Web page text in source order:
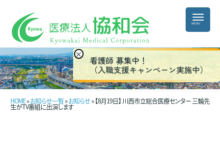
HOME»お知らせ一覧»お知らせ» 【8月19日】 川西市立総合医療センター 三輪先
生がTV番組に出演します
×
看護師 募集中！
（入職支援キャンペーン実施中）